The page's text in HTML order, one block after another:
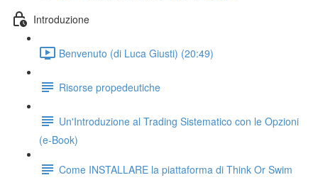
Introduzione
Benvenuto (di Luca Giusti) (20:49)
Risorse propedeutiche
Un'Introduzione al Trading Sistematico con le Opzioni
(e-Book)
Come INSTALLARE la piattaforma di Think Or Swim